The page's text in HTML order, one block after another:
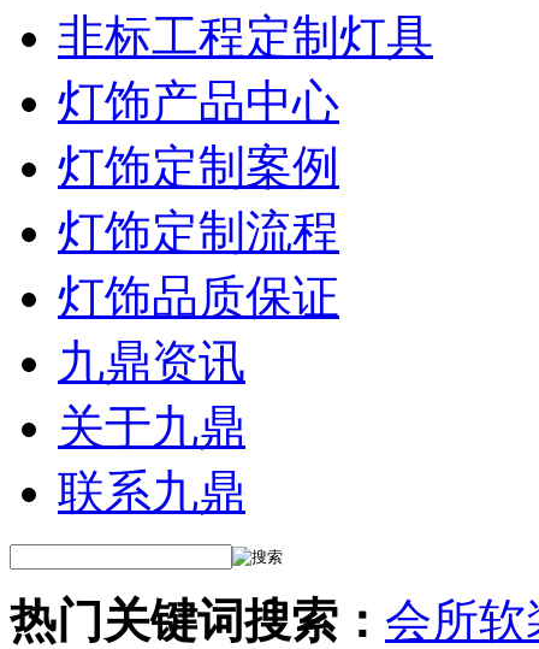
非标工程定制灯具
灯饰产品中心
灯饰定制案例
灯饰定制流程
灯饰品质保证
九鼎资讯
关于九鼎
联系九鼎
热门关键词搜索： 会所